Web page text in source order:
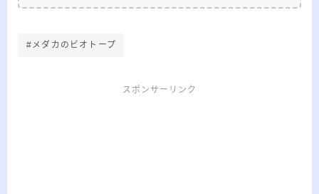
#メダカのビオトープ
スポンサーリンク